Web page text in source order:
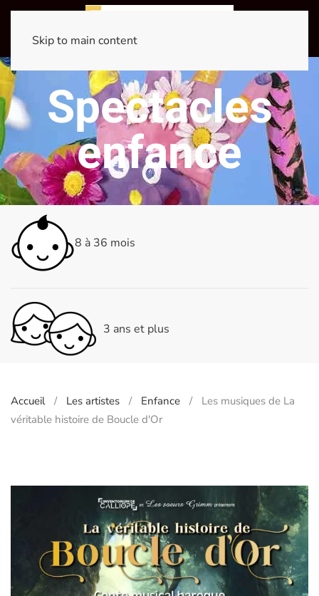
Skip to main content
Spectacles
enfance
8 à 36 mois
3 ans et plus
Accueil Les artistes Enfance
Les musiques de La
véritable histoire de Boucle d'Or